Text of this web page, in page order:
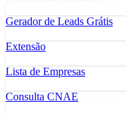
Gerador de Leads Grátis
Extensão
Lista de Empresas
Consulta CNAE